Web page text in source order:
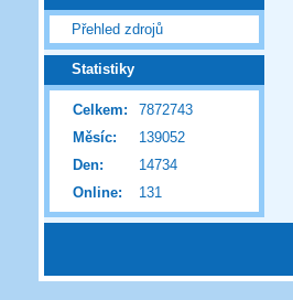
Přehled zdrojů
Statistiky
Online: 131
Celkem:
7872743
Měsíc:
139052
Den:
14734